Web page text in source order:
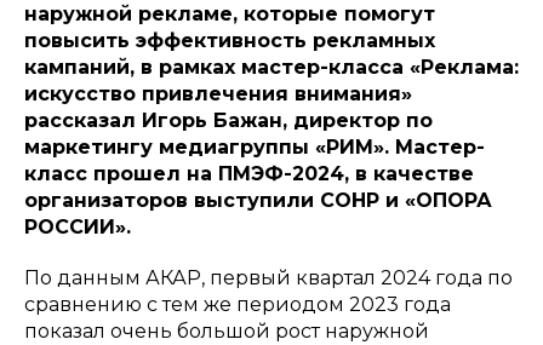
наружной рекламе, которые помогут
повысить эффективность рекламных
кампаний, в рамках мастер-класса «Реклама:
искусство привлечения внимания»
рассказал Игорь Бажан, директор по
маркетингу медиагруппы «РИМ». Мастер-
класс прошел на ПМЭФ-2024, в качестве
организаторов выступили СОНР и «ОПОРА
РОССИИ».
По данным АКАР, первый квартал 2024 года по
сравнению с тем же периодом 2023 года
показал очень большой рост наружной